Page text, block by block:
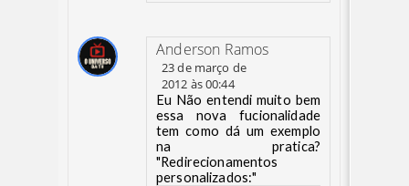
Anderson Ramos
23 de março de
2012 às 00:44
Eu Não entendi muito bem
essa nova fucionalidade
tem como dá um exemplo
na pratica?
"Redirecionamentos
personalizados:"